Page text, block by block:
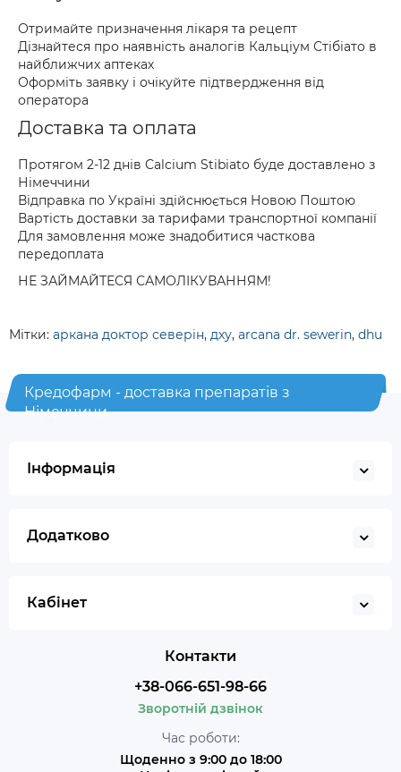
Отримайте призначення лікаря та рецепт
Дізнайтеся про наявність аналогів Кальціум Стібіато в
найближчих аптеках
Оформіть заявку і очікуйте підтвердження від
оператора
Доставка та оплата
Протягом 2-12 днів Calcium Stibiato буде доставлено з
Німеччини
Відправка по Україні здійснюється Новою Поштою
Вартість доставки за тарифами транспортної компанії
Для замовлення може знадобитися часткова
передоплата
НЕ ЗАЙМАЙТЕСЯ САМОЛІКУВАННЯМ!
Мітки: аркана доктор северін, дху, arcana dr. sewerin, dhu
Кредофарм - доставка препаратів з
Німеччини
Інформація
Додатково
Кабінет
Контакти
+38-066-651-98-66
Зворотній дзвінок
Час роботи:
Щоденно з 9:00 до 18:00